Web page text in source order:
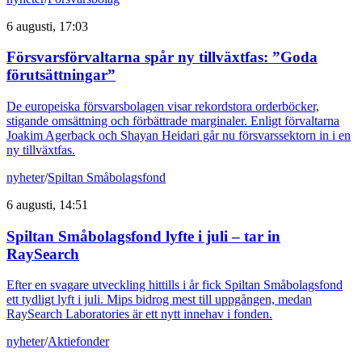
6 augusti, 17:03
Försvarsförvaltarna spår ny tillväxtfas: ”Goda
förutsättningar”
De europeiska försvarsbolagen visar rekordstora orderböcker,
stigande omsättning och förbättrade marginaler. Enligt förvaltarna
Joakim Agerback och Shayan Heidari går nu försvarssektorn in i en
ny tillväxtfas.
nyheter/Spiltan Småbolagsfond
6 augusti, 14:51
Spiltan Småbolagsfond lyfte i juli – tar in
RaySearch
Efter en svagare utveckling hittills i år fick Spiltan Småbolagsfond
ett tydligt lyft i juli. Mips bidrog mest till uppgången, medan
RaySearch Laboratories är ett nytt innehav i fonden.
nyheter/Aktiefonder